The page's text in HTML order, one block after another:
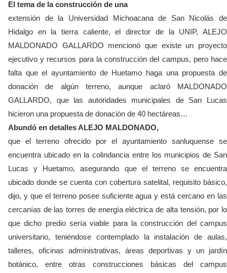
El tema de la construcción de una
extensión de la Universidad Michoacana de San Nicolás de
Hidalgo en la tierra caliente, el director de la UNIP, ALEJO
MALDONADO GALLARDO mencionó que existe un proyecto
ejecutivo y recursos para la construcción del campus, pero hace
falta que el ayuntamiento de Huetamo haga una propuesta de
donación de algún terreno, aunque aclaró MALDONADO
GALLARDO, que las autoridades municipales de San Lucas
hicieron una propuesta de donación de 40 hectáreas…
Abundó en detalles ALEJO MALDONADO,
que el terreno ofrecido por el ayuntamiento sanluquense se
encuentra ubicado en la colindancia entre los municipios de San
Lucas y Huetamo, asegurando que el terreno se encuentra
ubicado donde se cuenta con cobertura satelital, requisito básico,
dijo, y que el terreno posee suficiente agua y está cercano en las
cercanías de las torres de energía eléctrica de alta tensión, por lo
que dicho predio sería viable para la construcción del campus
universitario, teniéndose contemplado la instalación de aulas,
talleres, oficinas administrativas, áreas deportivas y un jardín
botánico, entre otras construcciones básicas del campus